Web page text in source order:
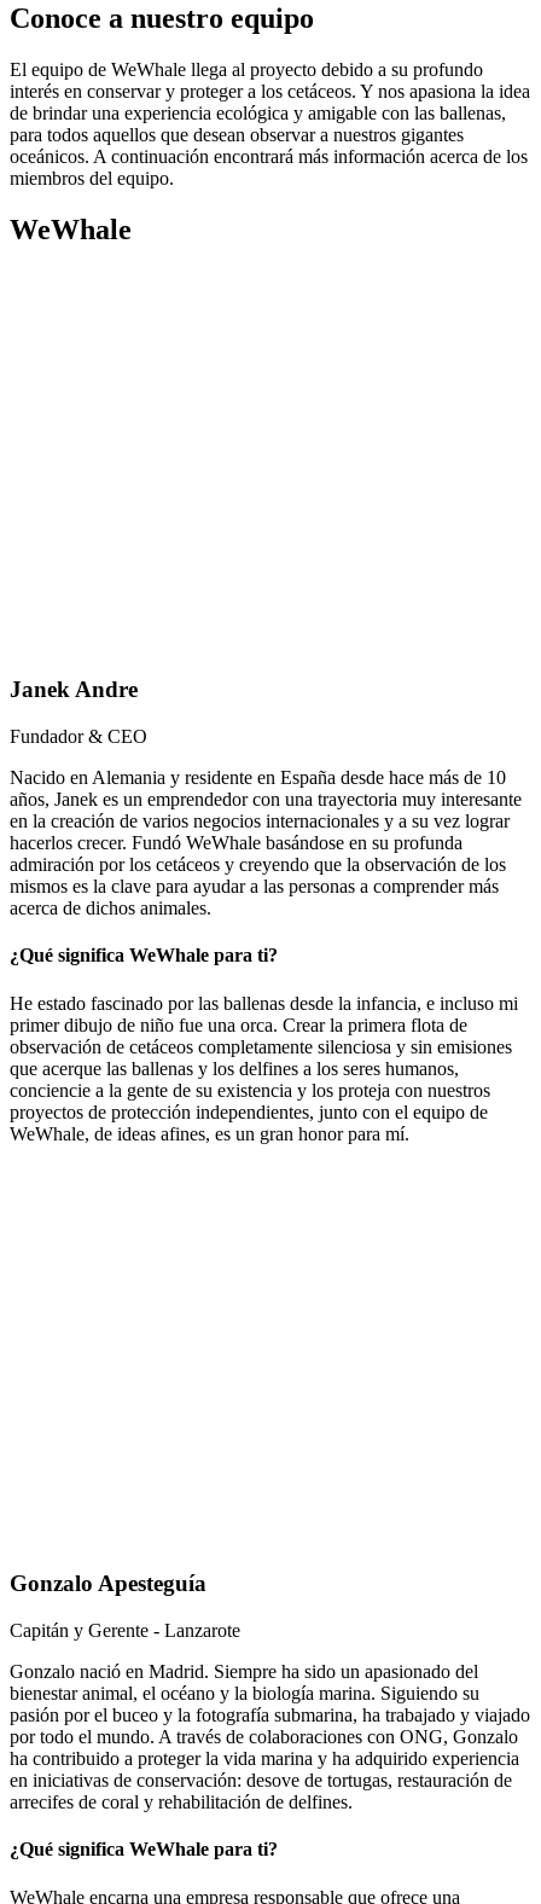
Conoce a nuestro equipo
El equipo de WeWhale llega al proyecto debido a su profundo
interés en conservar y proteger a los cetáceos. Y nos apasiona la idea
de brindar una experiencia ecológica y amigable con las ballenas,
para todos aquellos que desean observar a nuestros gigantes
oceánicos. A continuación encontrará más información acerca de los
miembros del equipo.
WeWhale
Janek Andre
Fundador & CEO
Nacido en Alemania y residente en España desde hace más de 10
años, Janek es un emprendedor con una trayectoria muy interesante
en la creación de varios negocios internacionales y a su vez lograr
hacerlos crecer. Fundó WeWhale basándose en su profunda
admiración por los cetáceos y creyendo que la observación de los
mismos es la clave para ayudar a las personas a comprender más
acerca de dichos animales.
¿Qué significa WeWhale para ti?
He estado fascinado por las ballenas desde la infancia, e incluso mi
primer dibujo de niño fue una orca. Crear la primera flota de
observación de cetáceos completamente silenciosa y sin emisiones
que acerque las ballenas y los delfines a los seres humanos,
conciencie a la gente de su existencia y los proteja con nuestros
proyectos de protección independientes, junto con el equipo de
WeWhale, de ideas afines, es un gran honor para mí.
Gonzalo Apesteguía
Capitán y Gerente - Lanzarote
Gonzalo nació en Madrid. Siempre ha sido un apasionado del
bienestar animal, el océano y la biología marina. Siguiendo su
pasión por el buceo y la fotografía submarina, ha trabajado y viajado
por todo el mundo. A través de colaboraciones con ONG, Gonzalo
ha contribuido a proteger la vida marina y ha adquirido experiencia
en iniciativas de conservación: desove de tortugas, restauración de
arrecifes de coral y rehabilitación de delfines.
¿Qué significa WeWhale para ti?
WeWhale encarna una empresa responsable que ofrece una